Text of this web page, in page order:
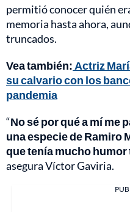
permitió conocer quién
memoria hasta ahora,
truncados.
Vea también: Actriz
su calvario con los
pandemia
“No sé por qué a mí me
una especie de Ramiro
que tenía mucho
asegura Víctor Gaviria.